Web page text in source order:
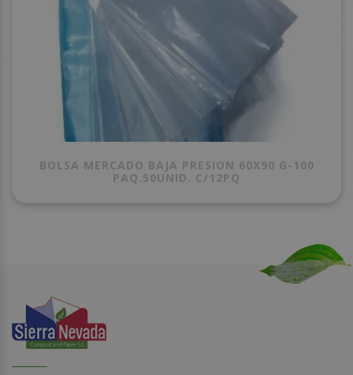
BOLSA MERCADO BAJA PRESION 60X90 G-100
PAQ.50UNID. C/12PQ